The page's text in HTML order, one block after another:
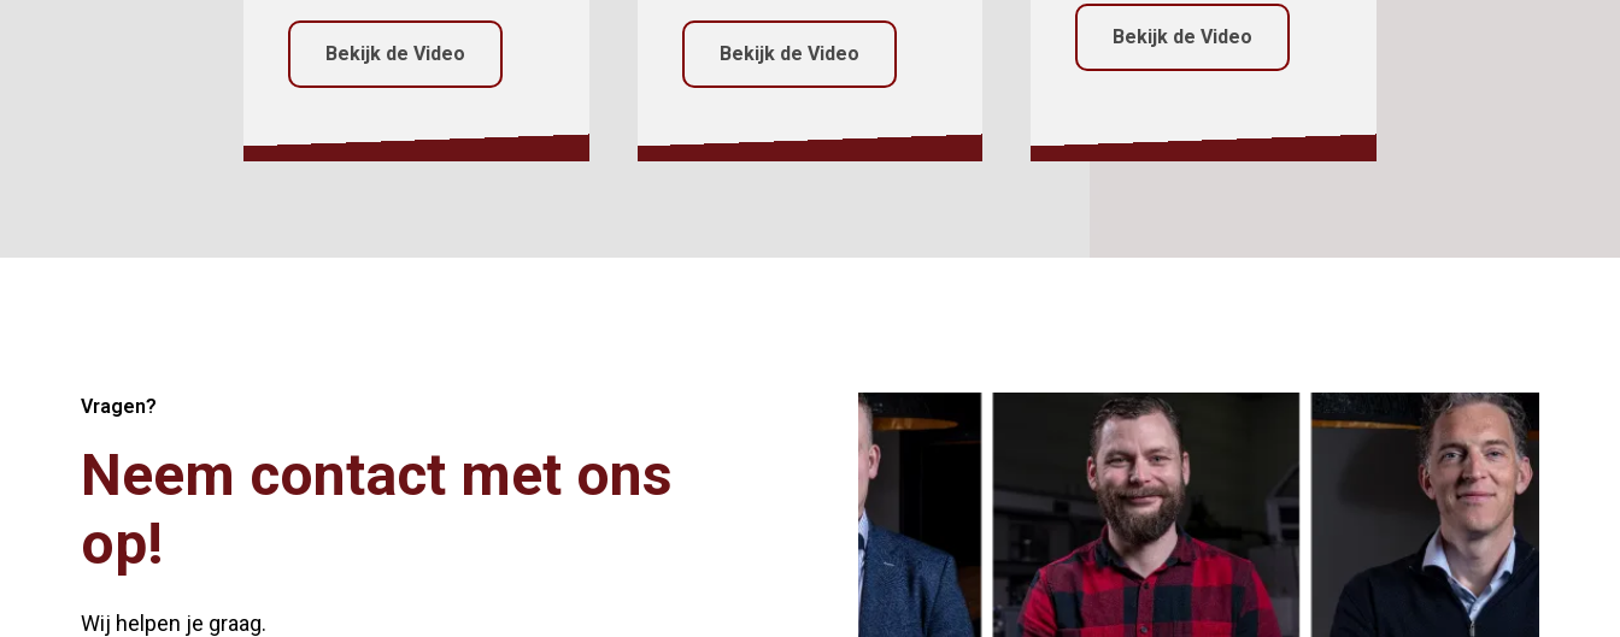
Bekijk de Video Bekijk de Video
Bekijk de Video
Vragen?
Neem contact met ons
op!
Wij helpen je graag.